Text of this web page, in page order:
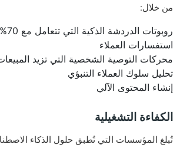
من خلال:
روبوتات
استفسارات العملاء
محركات التوصية الشخصية التي تزيد المبيعات
تحليل سلوك العملاء التنبؤي
إنشاء المحتوى الآلي
الكفاءة التشغيلية
تُبلغ المؤسسات التي تُطبق حلول الذكاء